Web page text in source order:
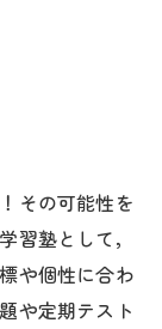
その可能性を
習塾として，
や個性に合わ
や定期テスト